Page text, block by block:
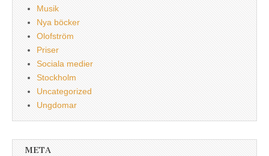
Musik
Nya böcker
Olofström
Priser
Sociala medier
Stockholm
Uncategorized
Ungdomar
META